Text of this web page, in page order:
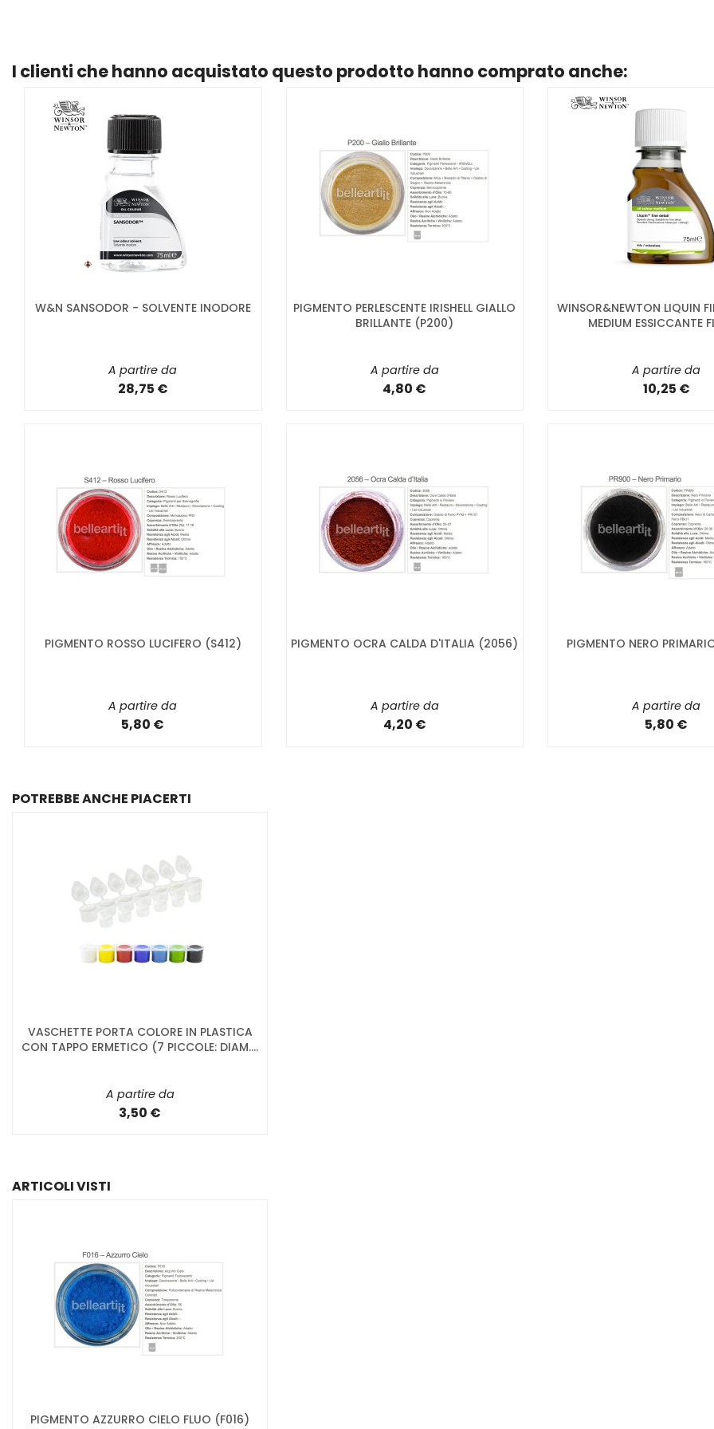
I clienti che hanno acquistato questo prodotto hanno comprato anche:
W&N SANSODOR - SOLVENTE INODORE
A partire da
28,75 €
PIGMENTO PERLESCENTE IRISHELL GIALLO
BRILLANTE (P200)
A partire da
4,80 €
WINSOR&NEWTON LIQUIN
MEDIUM ESSICCANTE
A partire da
10,25 €
PIGMENTO ROSSO LUCIFERO (S412)
A partire da
5,80 €
PIGMENTO OCRA CALDA D'ITALIA (2056)
A partire da
4,20 €
PIGMENTO NERO
A partire da
5,80 €
POTREBBE ANCHE PIACERTI
VASCHETTE PORTA COLORE IN PLASTICA
CON TAPPO ERMETICO (7 PICCOLE: DIAM....
A partire da
3,50 €
ARTICOLI VISTI
PIGMENTO AZZURRO CIELO FLUO (F016)